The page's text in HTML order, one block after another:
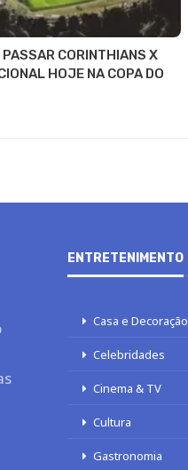
PASSAR CORINTHIANS X
HOJE NA COPA DO
ENTRETENIMENTO
Casa e Decoração
Celebridades
Cinema & TV
Cultura
Gastronomia